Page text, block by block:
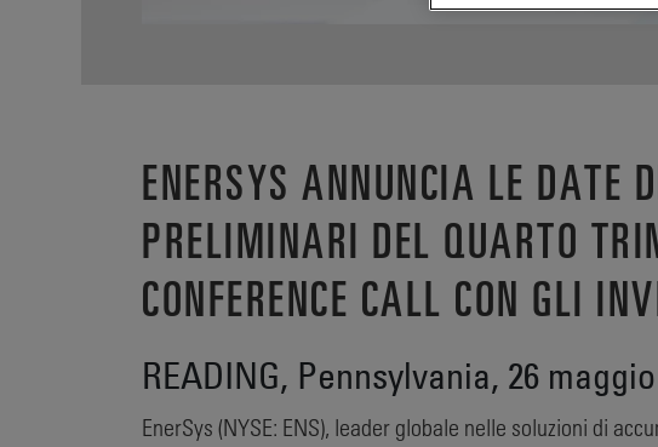
ENERSYS ANNUNCIA LE DATE
PRELIMINARI DEL QUARTO
CONFERENCE CALL CON GLI
READING, Pennsylvania, 26
EnerSys (NYSE: ENS), leader globale nelle soluzioni di